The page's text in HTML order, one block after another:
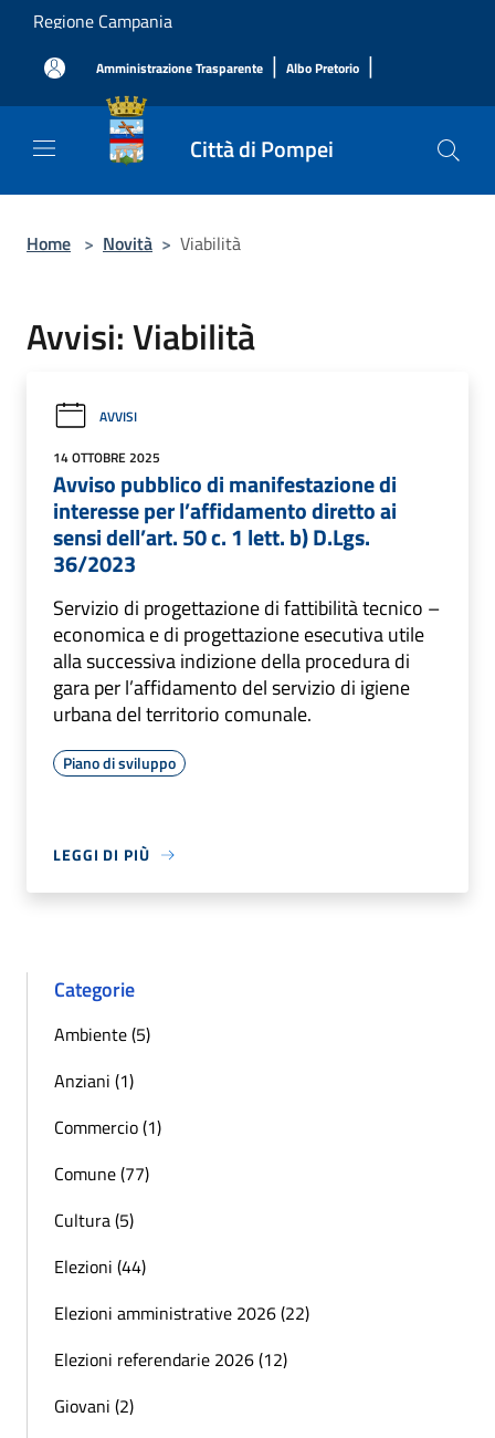
Salta al contenuto principale
Regione Campania
Amministrazione Trasparente | Albo Pretorio |
Città di Pompei
Home > Novità > Viabilità
Avvisi: Viabilità
AVVISI
14 OTTOBRE 2025
Avviso pubblico di manifestazione di
interesse per l’affidamento diretto ai
sensi dell’art. 50 c. 1 lett. b) D.Lgs.
36/2023
Servizio di progettazione di fattibilità tecnico –
economica e di progettazione esecutiva utile
alla successiva indizione della procedura di
gara per l’affidamento del servizio di igiene
urbana del territorio comunale.
Piano di sviluppo
LEGGI DI PIÙ
Categorie
Ambiente (5)
Anziani (1)
Commercio (1)
Comune (77)
Cultura (5)
Elezioni (44)
Elezioni amministrative 2026 (22)
Elezioni referendarie 2026 (12)
Giovani (2)